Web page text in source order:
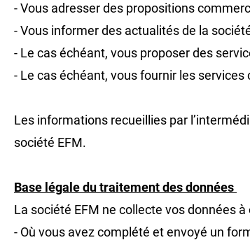
- Vous adresser des propositions
- Vous informer des actualités de la
- Le cas échéant, vous proposer des
- Le cas échéant, vous fournir les
Les informations recueillies par
société EFM.
Base légale du traitement des données
La société EFM ne collecte vos données
- Où vous avez complété et envoyé un